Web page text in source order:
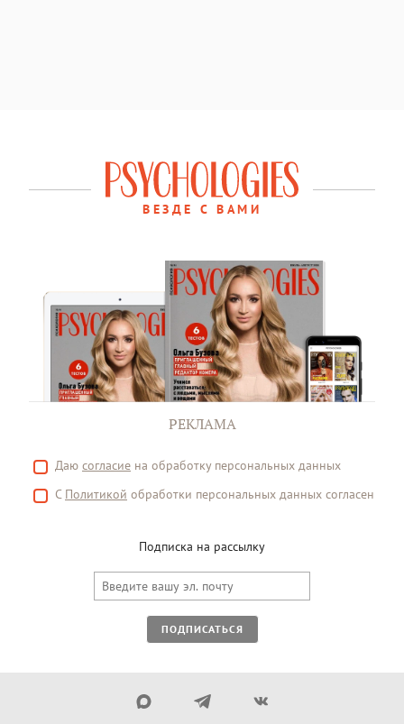
ВЕЗДЕ С ВАМИ
РЕКЛАМА
Даю согласие на обработку персональных данных
С Политикой обработки персональных данных согласен
Подписка на рассылку
ПОДПИСАТЬСЯ